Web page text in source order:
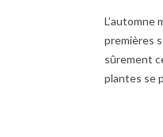
L’automne
premières
sûrement
plantes se